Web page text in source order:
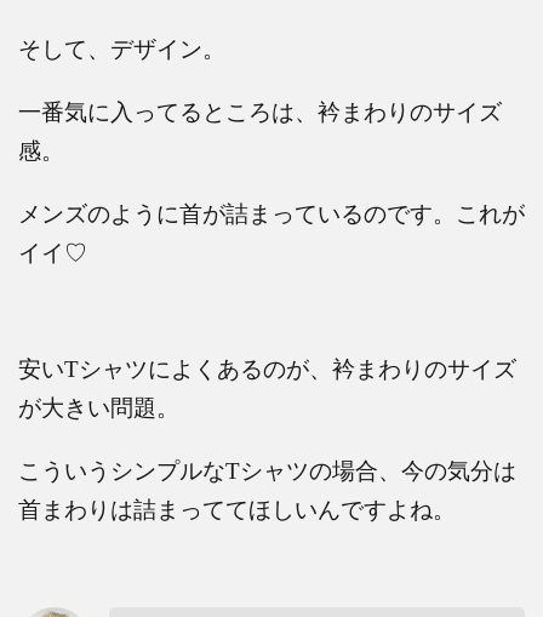
そして、デザイン。
一番気に入ってるところは、衿まわりのサイズ
感。
メンズのように首が詰まっているのです。これが
イイ♡
安いTシャツによくあるのが、衿まわりのサイズ
が大きい問題。
こういうシンプルなTシャツの場合、今の気分は
首まわりは詰まっててほしいんですよね。